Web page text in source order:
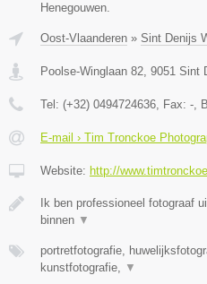
Henegouwen.
Oost-Vlaanderen » Sint Denijs
Poolse-Winglaan 82, 9051 Sint
Tel: (+32) 0494724636, Fax: -,
E-mail › Tim Tronckoe
Website: http://
Ik ben professioneel fotograaf
binnen ▼
portretfotografie,
kunstfotografie, ▼